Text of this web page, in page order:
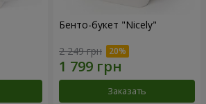
Бенто-букет "Nicely"
2 249 грн
Заказать